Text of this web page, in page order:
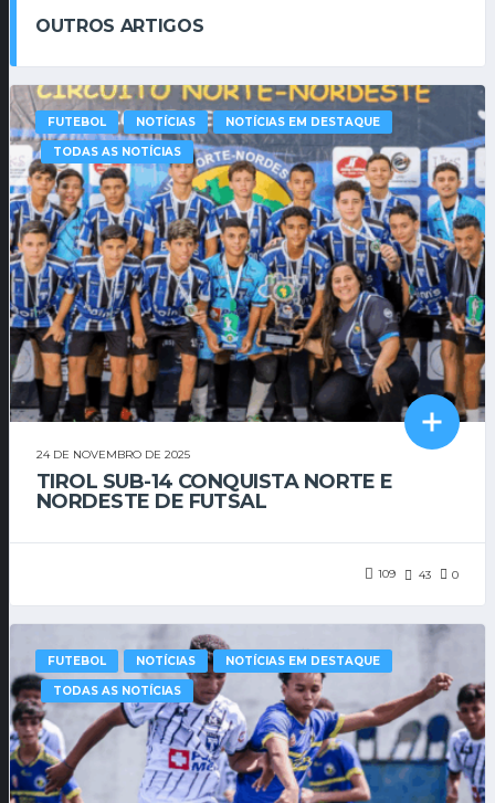
OUTROS ARTIGOS
FUTEBOL NOTÍCIAS NOTÍCIAS EM DESTAQUE
TODAS AS NOTÍCIAS
24 DE NOVEMBRO DE 2025
TIROL SUB-14 CONQUISTA NORTE E
NORDESTE DE FUTSAL
109 43 0
FUTEBOL NOTÍCIAS NOTÍCIAS EM DESTAQUE
TODAS AS NOTÍCIAS